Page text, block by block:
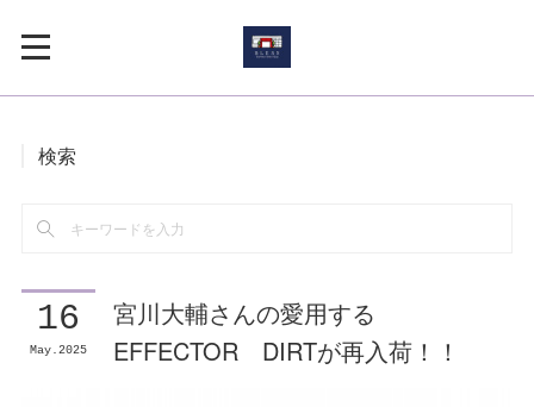
検索
16
May 2025
宮川大輔さんの愛用する
EFFECTOR DIRTが再入荷！！